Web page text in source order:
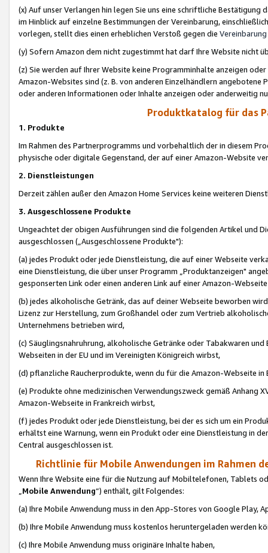
(x) Auf unser Verlangen hin legen Sie uns eine schriftliche
im Hinblick auf einzelne Bestimmungen der Vereinbarung,
vorlegen, stellt dies einen erheblichen Verstoß gegen die Vereinbarung
(y) Sofern Amazon dem nicht zugestimmt hat darf Ihre Website nicht
(z) Sie werden auf Ihrer Website keine Programminhalte anzeigen
Amazon-Websites sind (z. B. von anderen Einzelhändlern
oder anderen Informationen oder Inhalte anzeigen oder anderweitig
Produktkatalog für das
1. Produkte
Im Rahmen des Partnerprogramms und vorbehaltlich der in diesem
physische oder digitale Gegenstand, der auf einer Amazon-Website
2. Dienstleistungen
Derzeit zählen außer den Amazon Home Services keine weiteren
3. Ausgeschlossene Produkte
Ungeachtet der obigen Ausführungen sind die folgenden Artikel und
ausgeschlossen („Ausgeschlossene Produkte"):
(a) jedes Produkt oder jede Dienstleistung, die auf einer Webseite
eine Dienstleistung, die über unser Programm „Produktanzeigen"
gesponserten Link oder einen anderen Link auf einer Amazon-
(b) jedes alkoholische Getränk, das auf deiner Webseite beworben
Lizenz zur Herstellung, zum Großhandel oder zum Vertrieb
Unternehmens betrieben wird,
(c) Säuglingsnahruhrung, alkoholische Getränke oder Tabakwaren
Webseiten in der EU und im Vereinigten Königreich wirbst,
(d) pflanzliche Raucherprodukte, wenn du für die Amazon-Webseite in
(e) Produkte ohne medizinischen Verwendungszweck gemäß Anhang
Amazon-Webseite in Frankreich wirbst,
(f) jedes Produkt oder jede Dienstleistung, bei der es sich um ein
erhältst eine Warnung, wenn ein Produkt oder eine Dienstleistung in
Central ausgeschlossen ist.
Richtlinie für Mobile Anwendungen im Rahmen
Wenn Ihre Website eine für die Nutzung auf Mobiltelefonen, Tablets
„Mobile Anwendung“) enthält, gilt Folgendes:
(a) Ihre Mobile Anwendung muss in den App-Stores von Google Play,
(b) Ihre Mobile Anwendung muss kostenlos heruntergeladen werden
(c) Ihre Mobile Anwendung muss originäre Inhalte haben,